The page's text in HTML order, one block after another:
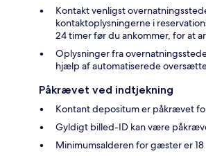
Kontakt venligst
kontaktoplysningerne i
24 timer før du ankommer, for at
Oplysninger fra
hjælp af automatiserede
Påkrævet ved indtjekning
Kontant depositum er påkrævet
Gyldigt billed-ID kan være
Minimumsalderen for gæster er 18